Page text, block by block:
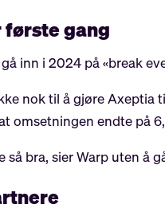
første gang
inn i 2024 på «break
nok til å gjøre Axeptia
omsetningen endte på
så bra, sier Warp uten å